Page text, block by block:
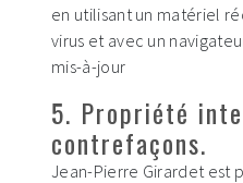
en utilisant un matériel
virus et avec un
mis-à-jour
5. Propriété
contrefaçons.
Jean-Pierre Girardet est